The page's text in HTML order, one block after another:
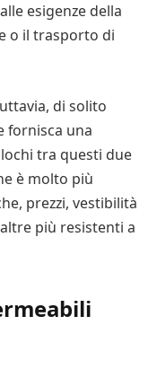
esigenze della
o il trasporto di
di solito
fornisca una
tra questi due
è molto più
prezzi, vestibilità
più resistenti a